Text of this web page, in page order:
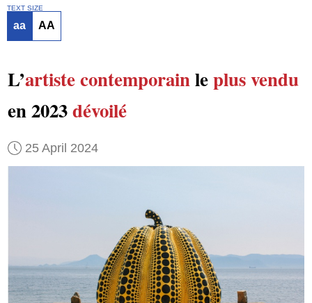
TEXT SIZE
aa AA
L’artiste contemporainleplus vendu
en 2023dévoilé
25 April 2024